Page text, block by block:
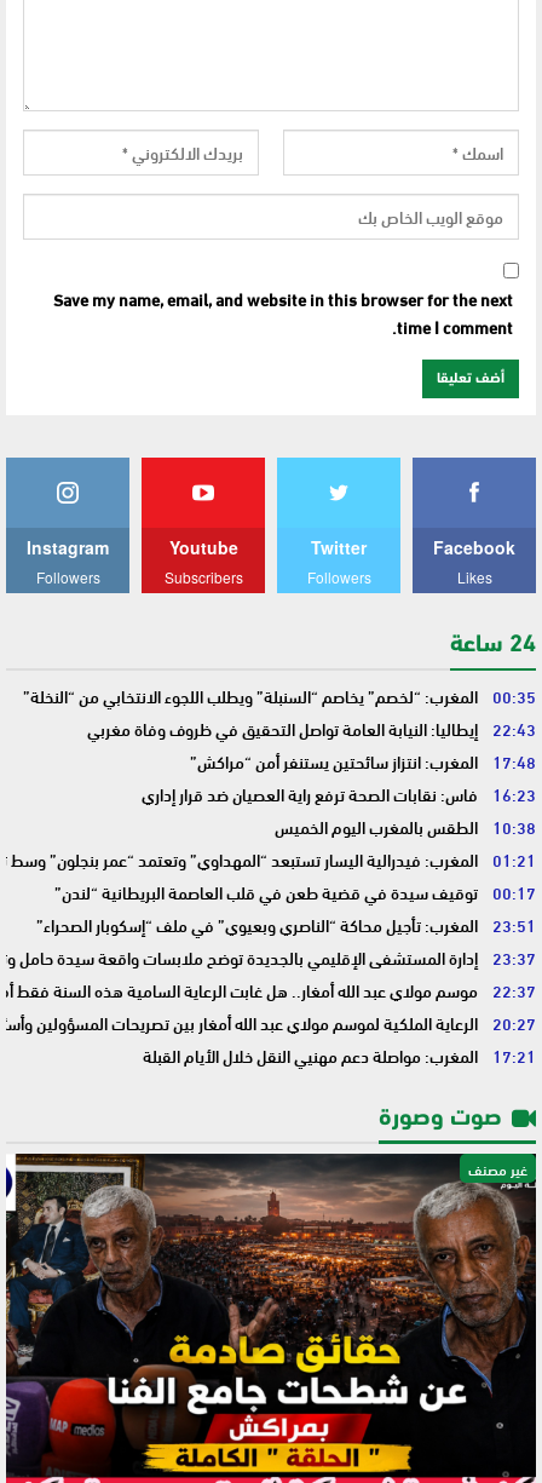
Save my name, email, and website in this browser for the next
time I comment.
Facebook
Likes
Twitter
Followers
Youtube
Subscribers
Instagram
Followers
24 ساعة
00:35 المغرب: “لخصم” يخاصم “السنبلة” ويطلب اللجوء الانتخابي من “النخلة”
22:43 إيطاليا: النيابة العامة تواصل التحقيق في ظروف وفاة مغربي
17:48 المغرب: انتزاز سائحتين يستنفر أمن “مراكش”
16:23 فاس: نقابات الصحة ترفع راية العصيان ضد قرار إداري
10:38 الطقس بالمغرب اليوم الخميس
01:21 المغرب: فيدرالية اليسار تستبعد “المهداوي” وتعتمد “عمر بنجلون”
00:17 توقيف سيدة في قضية طعن في قلب العاصمة البريطانية “لندن”
23:51 المغرب: تأجيل محاكة “الناصري وبعيوي” في ملف “إسكوبار الصحراء”
23:37 إدارة المستشفى الإقليمي بالجديدة توضح ملابسات واقعة سيدة حامل
22:37 موسم مولاي عبد الله أمغار.. هل غابت الرعاية السامية هذه السنة فقط
20:27 الرعاية الملكية لموسم مولاي عبد الله أمغار بين تصريحات المسؤولين
17:21 المغرب: مواصلة دعم مهنيي النقل خلال الأيام القبلة
صوت وصورة
غير مصنف